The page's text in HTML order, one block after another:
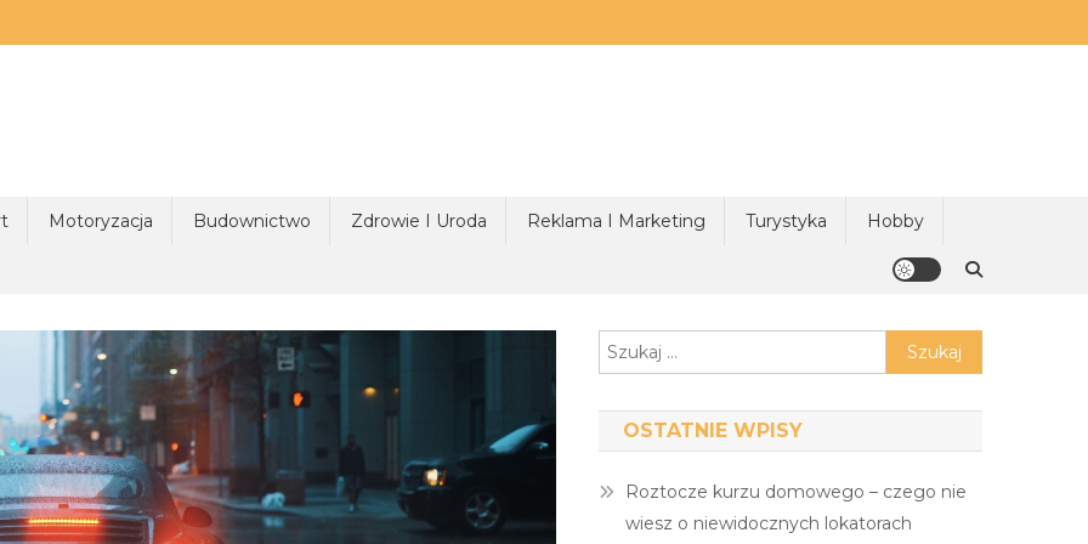
Motoryzacja Budownictwo Zdrowie I Uroda Reklama I Marketing Turystyka Hobby
Szukaj:
OSTATNIE WPISY
Roztocze kurzu domowego – czego nie
wiesz o niewidocznych lokatorach